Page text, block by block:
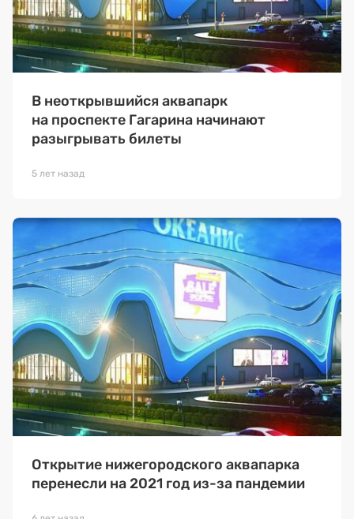
В неоткрывшийся аквапарк
на проспекте Гагарина начинают
разыгрывать билеты
5 лет назад
Открытие нижегородского аквапарка
перенесли на 2021 год из-за пандемии